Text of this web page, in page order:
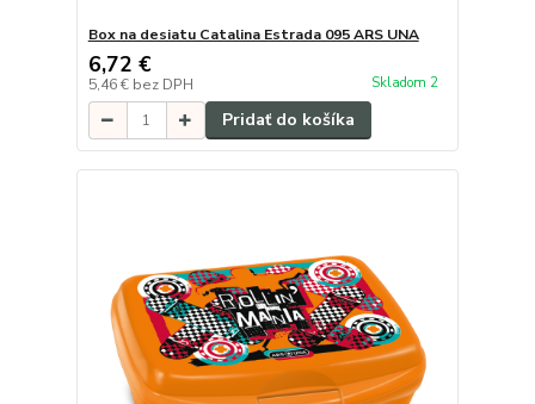
Box na desiatu Catalina Estrada 095 ARS UNA
6,72 €
5,46 € bez DPH Skladom 2
Pridať do košíka